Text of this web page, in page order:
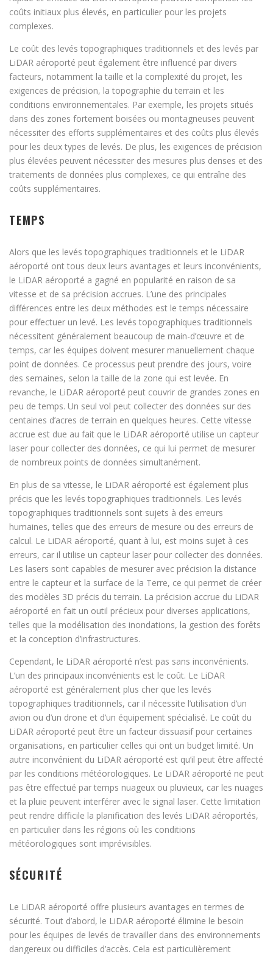
coûts initiaux plus élevés, en particulier pour les projets
complexes.
Le coût des levés topographiques traditionnels et des levés par
LiDAR aéroporté peut également être influencé par divers
facteurs, notamment la taille et la complexité du projet, les
exigences de précision, la topographie du terrain et les
conditions environnementales. Par exemple, les projets situés
dans des zones fortement boisées ou montagneuses peuvent
nécessiter des efforts supplémentaires et des coûts plus élevés
pour les deux types de levés. De plus, les exigences de précision
plus élevées peuvent nécessiter des mesures plus denses et des
traitements de données plus complexes, ce qui entraîne des
coûts supplémentaires.
TEMPS
Alors que les levés topographiques traditionnels et le LiDAR
aéroporté ont tous deux leurs avantages et leurs inconvénients,
le LiDAR aéroporté a gagné en popularité en raison de sa
vitesse et de sa précision accrues. L’une des principales
différences entre les deux méthodes est le temps nécessaire
pour effectuer un levé. Les levés topographiques traditionnels
nécessitent généralement beaucoup de main-d’œuvre et de
temps, car les équipes doivent mesurer manuellement chaque
point de données. Ce processus peut prendre des jours, voire
des semaines, selon la taille de la zone qui est levée. En
revanche, le LiDAR aéroporté peut couvrir de grandes zones en
peu de temps. Un seul vol peut collecter des données sur des
centaines d’acres de terrain en quelques heures. Cette vitesse
accrue est due au fait que le LiDAR aéroporté utilise un capteur
laser pour collecter des données, ce qui lui permet de mesurer
de nombreux points de données simultanément.
En plus de sa vitesse, le LiDAR aéroporté est également plus
précis que les levés topographiques traditionnels. Les levés
topographiques traditionnels sont sujets à des erreurs
humaines, telles que des erreurs de mesure ou des erreurs de
calcul. Le LiDAR aéroporté, quant à lui, est moins sujet à ces
erreurs, car il utilise un capteur laser pour collecter des données.
Les lasers sont capables de mesurer avec précision la distance
entre le capteur et la surface de la Terre, ce qui permet de créer
des modèles 3D précis du terrain. La précision accrue du LiDAR
aéroporté en fait un outil précieux pour diverses applications,
telles que la modélisation des inondations, la gestion des forêts
et la conception d’infrastructures.
Cependant, le LiDAR aéroporté n’est pas sans inconvénients.
L’un des principaux inconvénients est le coût. Le LiDAR
aéroporté est généralement plus cher que les levés
topographiques traditionnels, car il nécessite l’utilisation d’un
avion ou d’un drone et d’un équipement spécialisé. Le coût du
LiDAR aéroporté peut être un facteur dissuasif pour certaines
organisations, en particulier celles qui ont un budget limité. Un
autre inconvénient du LiDAR aéroporté est qu’il peut être affecté
par les conditions météorologiques. Le LiDAR aéroporté ne peut
pas être effectué par temps nuageux ou pluvieux, car les nuages
et la pluie peuvent interférer avec le signal laser. Cette limitation
peut rendre difficile la planification des levés LiDAR aéroportés,
en particulier dans les régions où les conditions
météorologiques sont imprévisibles.
SÉCURITÉ
Le LiDAR aéroporté offre plusieurs avantages en termes de
sécurité. Tout d’abord, le LiDAR aéroporté élimine le besoin
pour les équipes de levés de travailler dans des environnements
dangereux ou difficiles d’accès. Cela est particulièrement